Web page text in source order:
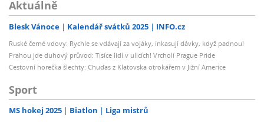
Aktuálně
Blesk Vánoce Kalendář svátků 2025 INFO.cz
Ruské černé vdovy: Rychle se vdávají za vojáky, inkasují dávky, když padnou!
Prahou jde duhový průvod: Tisíce lidí v ulicích! Vrcholí Prague Pride
Cestovní horečka šlechty: Chuďas z Klatovska otrokářem v Jižní Americe
Sport
MS hokej 2025 Biatlon Liga mistrů